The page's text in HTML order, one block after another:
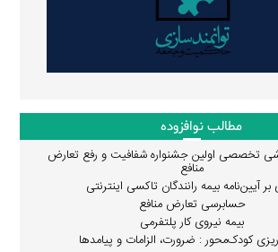
مطالب نوافزوده
تخصصی اولین جشنواره شفافیت و رفع تعارض
منافع
آیین‌نامه بیمه رانندگان تاکسی اینترنتی
حسابرسی تعارض منافع
بیمه نیروی کار پلتفرمی
کودک‌محور : ضرورت، الزامات و پیامدها